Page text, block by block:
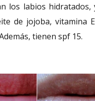
los labios hidratados,
de jojoba, vitamina
tienen spf 15.